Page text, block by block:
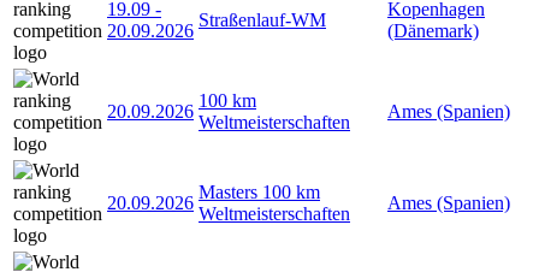
19.09 -
20.09.2026
Straßenlauf-WM
Kopenhagen
(Dänemark)
20.09.2026
100 km
Weltmeisterschaften
Ames (Spanien)
20.09.2026
Masters 100 km
Weltmeisterschaften
Ames (Spanien)